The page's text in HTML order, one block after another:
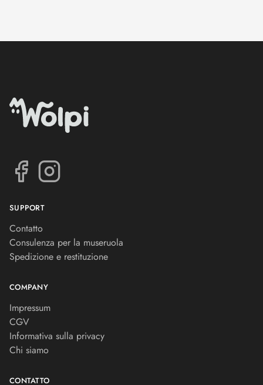
SUPPORT
Contatto
Consulenza per la museruola
Spedizione e restituzione
COMPANY
Impressum
CGV
Informativa sulla privacy
Chi siamo
CONTATTO